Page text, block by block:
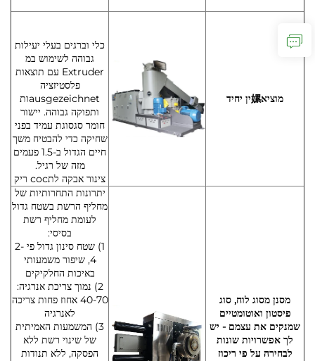
מוציא嫘ין יחיד
כלי וברגים בעלי יעילות
גבוהה לשימוש במ
Extruder עם תוצאות
פלסטיזציה
ausgezeichnetות
ותפוקה גבוהה. יישור
חומר סגסוגת עמיד בפני
שחיקה כדי להבטיח משך
חיים הגדול ב-1.5 פעמים
מזה של רגיל.
צינור אבקה לתсос ריק
מסנן מסוג לוח, סוג
פיסטון ואוטומטיים
שמנקים את עצמם - יש
לך אפשרויות שונות
לבחירה על פי ריכוז
יתרונות התחרותיות של
מחליף הרשת בשטח גדול
לעומת מחליף רשת
בסיסי:
1) שטח סינון גדול פי 2-
4, שיפור משמעותי
באיכות החלקיקים
2) נמוך צריכת אנרגיה:
40-70 אחוז פחות צריכה
לאנרגיה
3) המשמעות האמיתית
של שינוי רשת ללא
הפסקה, ללא תנודות